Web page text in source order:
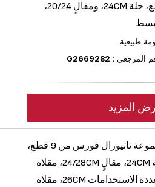
قطع، حلة 24CM، ومقالٍ ‎20/24،
طبيعية
المرجعي : G2669282
المزيد
مجموعة ناتيورال فورس من 9 قطع،
حلة 24CM، مقالٍ ‎24/28CM، مقلاة
متعددة الاستخدامات 26CM، مقلاة